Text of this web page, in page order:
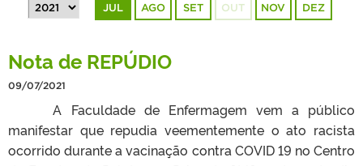
OUVIDORIA
TELEFONES
JUL AGO SET OUT NOV DEZ
Nota de REPÚDIO
09/07/2021
A Faculdade de Enfermagem vem a público
manifestar que repudia veementemente o ato racista
ocorrido durante a vacinação contra COVID 19 no Centro